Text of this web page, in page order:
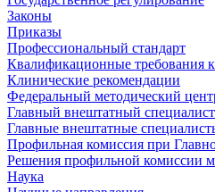
Законы
Приказы
Профессиональный стандарт
Квалификационные требования к
Клинические рекомендации
Федеральный методический
Главный внештатный специалист
Главные внештатные
Профильная комиссия при
Решения профильной комиссии
Наука